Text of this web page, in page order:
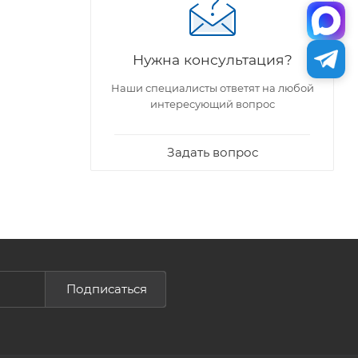
Нужна консультация?
Наши специалисты ответят на любой
интересующий вопрос
Задать вопрос
Подписаться